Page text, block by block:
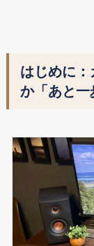
はじめに
か「あと一